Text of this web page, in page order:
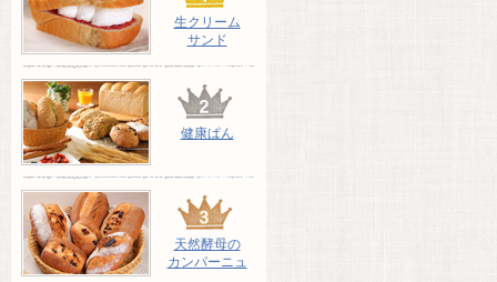
生クリーム
サンド
健康ぱん
天然酵母の
カンパーニュ